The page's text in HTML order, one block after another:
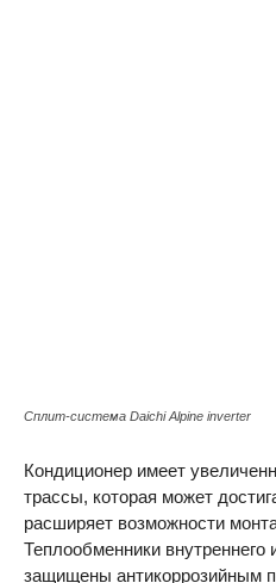
Сплит-система Daichi Alpine inverter
Кондиционер имеет
трассы, которая может
расширяет возможности
Теплообменники внутреннего
защищены антикоррозийным